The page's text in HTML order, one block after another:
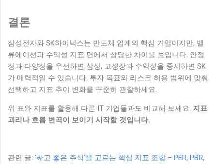
결론
삼성전자와 SK하이닉스는 반도체 업계의 핵심 기업이지만, 밸
류에이션과 수익성 지표 면에서 상당한 차이를 보입니다. 안정
성과 다양성을 우선하면 삼성, 고성장과 수익성을 중시하면 SK
가 매력적일 수 있습니다. 투자 목표와 리스크 허용 범위에 맞춰
선택하고 지표 추이 변화를 꾸준히 관찰하세요.
위 표와 지표를 활용해 다른 IT 기업들과도 비교해 보세요. 지표
괴리나 흐름 변곡이 보이기 시작할 것입니다.
관련 글: ‘싸고 좋은 주식’을 고르는 핵심 지표 조합 – PER, PBR,